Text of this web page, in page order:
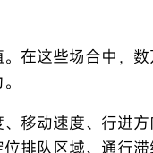
在这些场合中，数
移动速度、行进
排队区域、通行滞